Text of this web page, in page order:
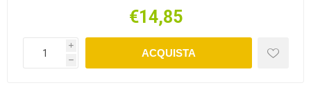
€14,85
i
h
ACQUISTA